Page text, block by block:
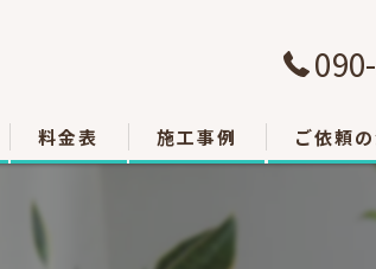
料金表 施工事例 ご依頼